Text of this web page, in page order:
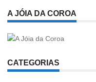
publicações
A JÓIA DA COROA
CATEGORIAS